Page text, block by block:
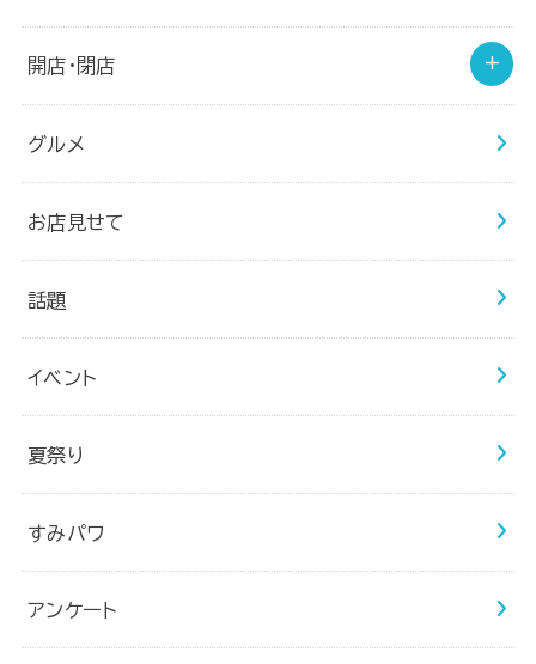
開店・閉店
グルメ
お店見せて
話題
イベント
夏祭り
すみパワ
アンケート